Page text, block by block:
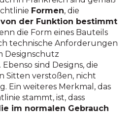
Formen, die
der Funktion bestimmt
die Form eines Bauteils
technische Anforderungen
Designschutz
sind Designs, die
Sitten verstoßen, nicht
Ein weiteres Merkmal, das
stammt, ist, dass
im normalen Gebrauch